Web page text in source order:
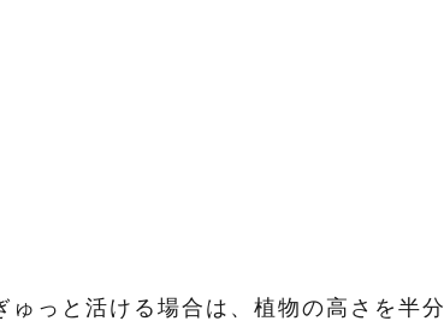
っと活ける場合は、植物の高さを半分